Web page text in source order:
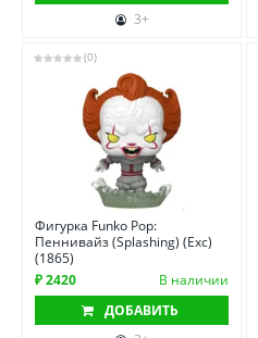
3+
(0)
Фигурка Funko Pop:
Пеннивайз (Splashing) (Exc)
(1865)
₽ 2420
В наличии
ДОБАВИТЬ